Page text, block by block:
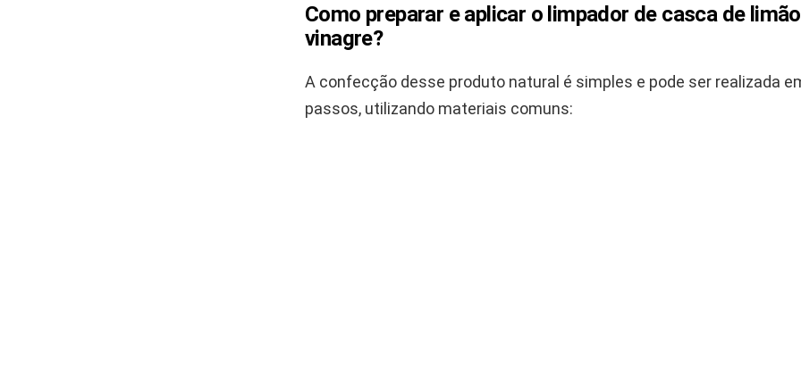
Como preparar e aplicar o limpador de casca de
vinagre?
A confecção desse produto natural é simples e pode ser realizada
passos, utilizando materiais comuns: